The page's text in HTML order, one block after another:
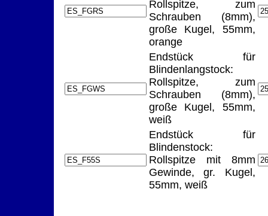
Rollspitze, zum
Schrauben (8mm),
große Kugel, 55mm,
orange
Endstück für
Blindenlangstock:
Rollspitze, zum
Schrauben (8mm),
große Kugel, 55mm,
weiß
Endstück für
Blindenstock:
Rollspitze mit 8mm
Gewinde, gr. Kugel,
55mm, weiß